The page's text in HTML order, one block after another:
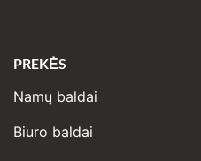
PREKĖS
Namų baldai
Biuro baldai